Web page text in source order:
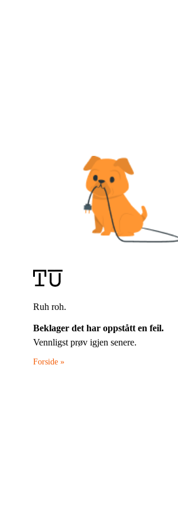
Ruh roh.
Beklager det har oppstått en feil.
Vennligst prøv igjen senere.
Forside »